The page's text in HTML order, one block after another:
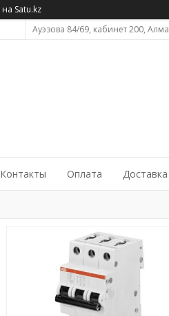
на Satu.kz
Ауэзова 84/69, кабинет 200,
Контакты Оплата Доставка